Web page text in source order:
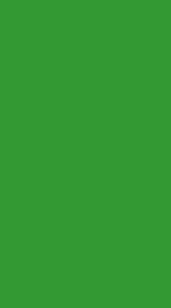
liệu rác ván
sở sản xuất tận
từ gỗ làm
giấy, chất đốt
vệ môi trường